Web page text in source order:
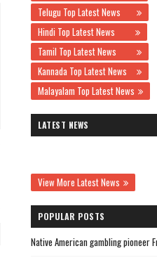
Telugu Top Latest News
Hindi Top Latest News
Tamil Top Latest News
Kannada Top Latest News
Malayalam Top Latest News
LATEST NEWS
View More Latest News
POPULAR POSTS
Native American gambling pioneer